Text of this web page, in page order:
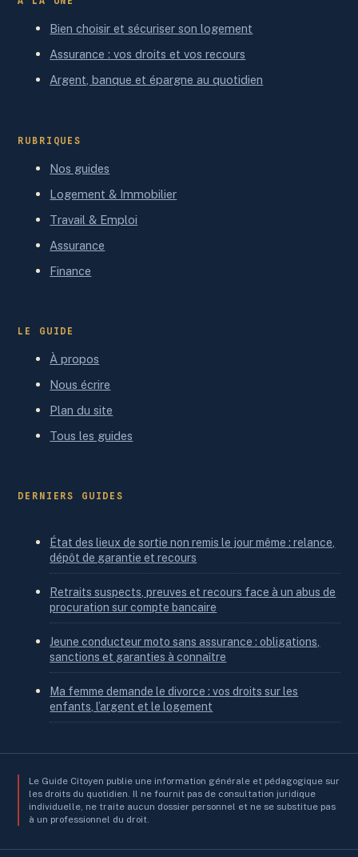
Bien choisir et sécuriser son logement
Assurance : vos droits et vos recours
Argent, banque et épargne au quotidien
RUBRIQUES
Nos guides
Logement & Immobilier
Travail & Emploi
Assurance
Finance
LE GUIDE
À propos
Nous écrire
Plan du site
Tous les guides
DERNIERS GUIDES
État des lieux de sortie non remis le jour même : relance,
dépôt de garantie et recours
Retraits suspects, preuves et recours face à un abus de
procuration sur compte bancaire
Jeune conducteur moto sans assurance : obligations,
sanctions et garanties à connaître
Ma femme demande le divorce : vos droits sur les
enfants, l’argent et le logement
Le Guide Citoyen publie une information générale et pédagogique sur
les droits du quotidien. Il ne fournit pas de consultation juridique
individuelle, ne traite aucun dossier personnel et ne se substitue pas
à un professionnel du droit.